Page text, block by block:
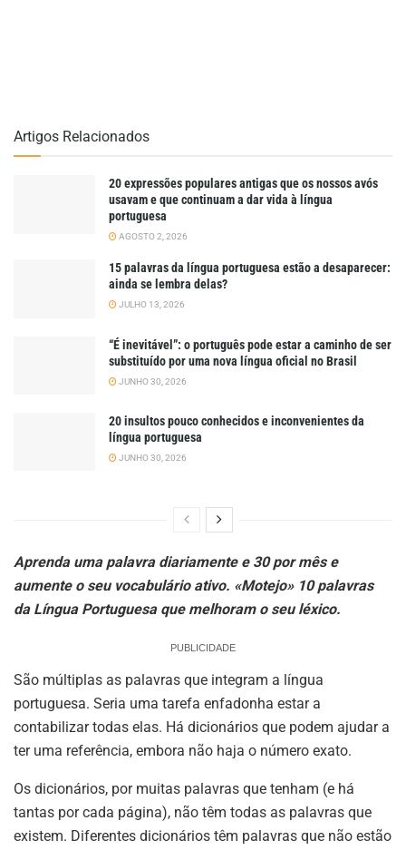
Artigos Relacionados
20 expressões populares antigas que os nossos avós
usavam e que continuam a dar vida à língua
portuguesa
AGOSTO 2, 2026
15 palavras da língua portuguesa estão a desaparecer:
ainda se lembra delas?
JULHO 13, 2026
“É inevitável”: o português pode estar a caminho de ser
substituído por uma nova língua oficial no Brasil
JUNHO 30, 2026
20 insultos pouco conhecidos e inconvenientes da
língua portuguesa
JUNHO 30, 2026
Aprenda uma palavra diariamente e 30 por mês e
aumente o seu vocabulário ativo. «Motejo» 10 palavras
da Língua Portuguesa que melhoram o seu léxico.
PUBLICIDADE
São múltiplas as palavras que integram a língua
portuguesa. Seria uma tarefa enfadonha estar a
contabilizar todas elas. Há dicionários que podem ajudar a
ter uma referência, embora não haja o número exato.
Os dicionários, por muitas palavras que tenham (e há
tantas por cada página), não têm todas as palavras que
existem. Diferentes dicionários têm palavras que não estão